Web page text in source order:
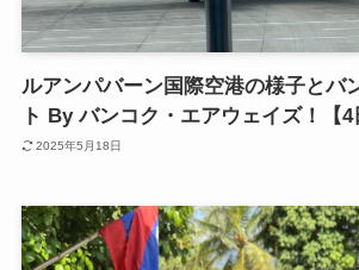
ルアンパバーン国際空港の様子とバ
ト By バンコク・エアウェイズ！【4
2025年5月18日